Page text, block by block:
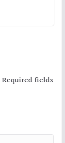
Required fields